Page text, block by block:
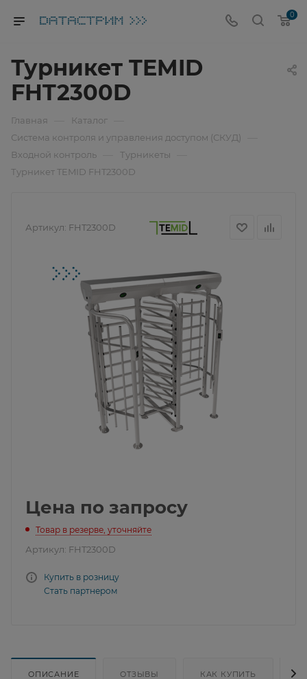
0
Турникет TEMID
FHT2300D
Главная Каталог
Система контроля и управления доступом (СКУД)
Входной контроль Турникеты
Турникет TEMID FHT2300D
Артикул: FHT2300D
Цена по запросу
Товар в резерве, уточняйте
Артикул: FHT2300D
Купить в розницу
Стать партнером
ОПИСАНИЕ ОТЗЫВЫ КАК КУПИТЬ